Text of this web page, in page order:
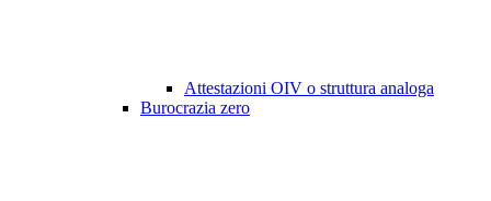
Attestazioni OIV o struttura analoga
Burocrazia zero